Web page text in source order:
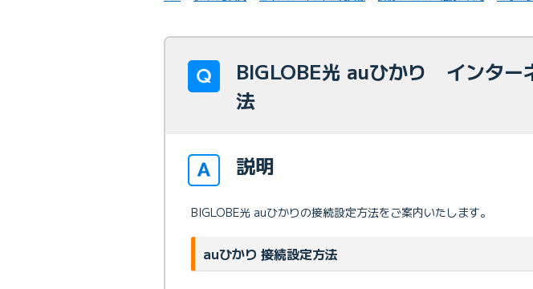
BIGLOBE光 auひかり インター
法
説明
BIGLOBE光 auひかりの接続設定方法をご案内いたします。
auひかり 接続設定方法